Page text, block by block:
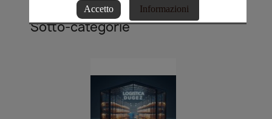
Accetto Informazioni
Sotto-categorie